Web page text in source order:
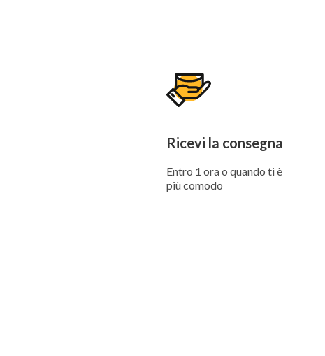
Ricevi la consegna
Entro 1 ora o quando ti è
più comodo